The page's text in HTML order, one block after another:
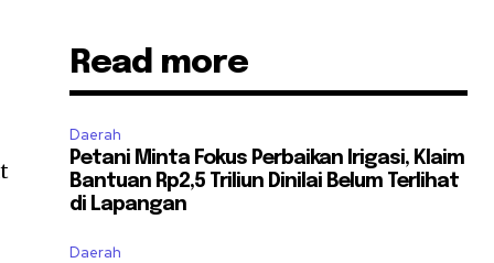
Read more
Daerah
Petani Minta Fokus Perbaikan Irigasi, Klaim
Bantuan Rp2,5 Triliun Dinilai Belum Terlihat
di Lapangan
Daerah